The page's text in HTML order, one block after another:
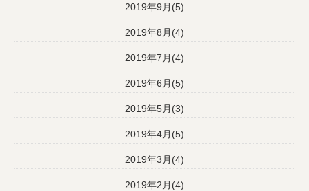
2019年9月(5)
2019年8月(4)
2019年7月(4)
2019年6月(5)
2019年5月(3)
2019年4月(5)
2019年3月(4)
2019年2月(4)